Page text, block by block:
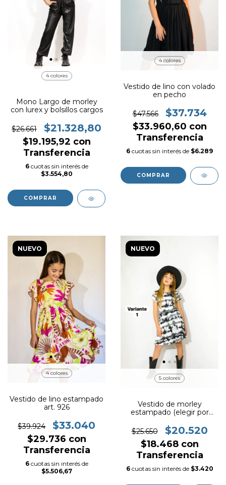
4 colores
Mono Largo de morley
con lurex y bolsillos cargos
$26.661 $21.328,80
$19.195,92 con
Transferencia
6 cuotas sin interés de
$3.554,80
COMPRAR
4 colores
Vestido de lino con volado
en pecho
$47.566 $37.734
$33.960,60 con
Transferencia
6 cuotas sin interés de $6.289
COMPRAR
NUEVO
4 colores
Vestido de lino estampado
art. 926
$39.924 $33.040
$29.736 con
Transferencia
6 cuotas sin interés de
$5.506,67
NUEVO
5 colores
Vestido de morley
estampado (elegir por
art.929
$25.650 $20.520
$18.468 con
Transferencia
6 cuotas sin interés de $3.420